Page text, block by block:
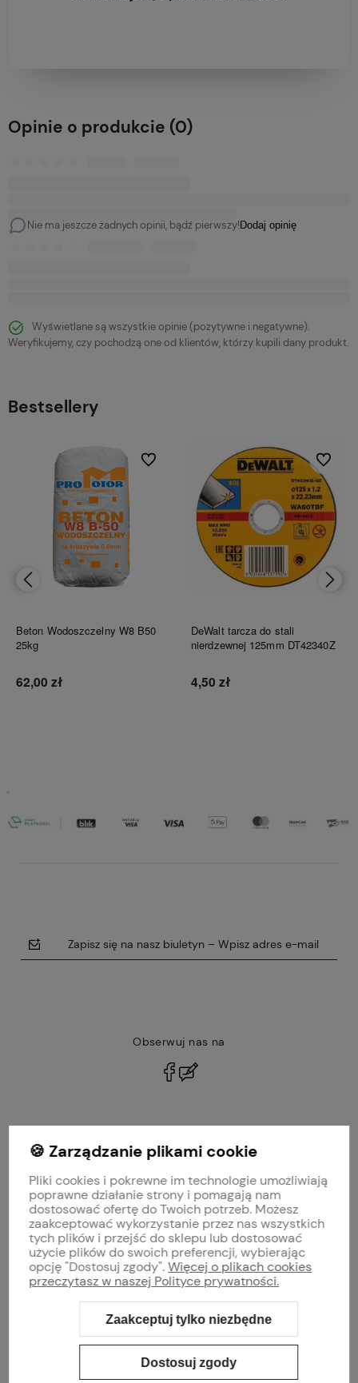
Opinie o produkcie (0)
Nie ma jeszcze żadnych opinii, bądź pierwszy! Dodaj opinię
Wyświetlane są wszystkie opinie (pozytywne i negatywne).
Weryfikujemy, czy pochodzą one od klientów, którzy kupili dany produkt.
Bestsellery
Beton Wodoszczelny W8 B50
25kg
62,00 zł
Do ulubionych
DeWalt tarcza do stali
nierdzewnej 125mm DT42340Z
4,50 zł
Do
Zapisz się na nasz biuletyn – Wpisz adres e-mail
Obserwuj nas na
MOJE KONTO
PŁATNOŚCI I DOSTAWA
INFORMACJE
O NAS
Sklep internetowy Shoper Premium Szablon Shoper Modern 3.0™
GrowCommerce
🍪 Zarządzanie plikami cookie
Pliki cookies i pokrewne im technologie umożliwiają
poprawne działanie strony i pomagają nam
dostosować ofertę do Twoich potrzeb. Możesz
zaakceptować wykorzystanie przez nas wszystkich
tych plików i przejść do sklepu lub dostosować
użycie plików do swoich preferencji, wybierając
opcję "Dostosuj zgody".Więcej o plikach cookies
przeczytasz w naszej Polityce prywatności.
Zaakceptuj tylko niezbędne
Dostosuj zgody